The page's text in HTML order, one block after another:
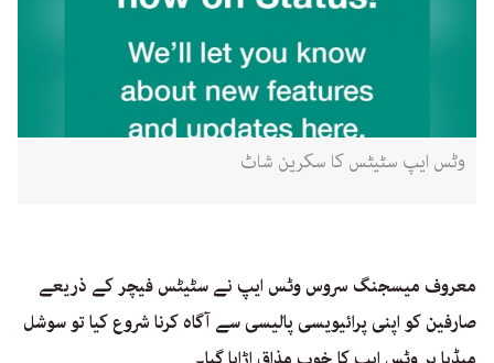
وٹس ایپ سٹیٹس کا سکرین شاٹ
معروف میسجنگ سروس وٹس ایپ نے سٹیٹس فیچر کے ذریعے
صارفین کو اپنی پرائیویسی پالیسی سے آگاہ کرنا شروع کیا تو سوشل